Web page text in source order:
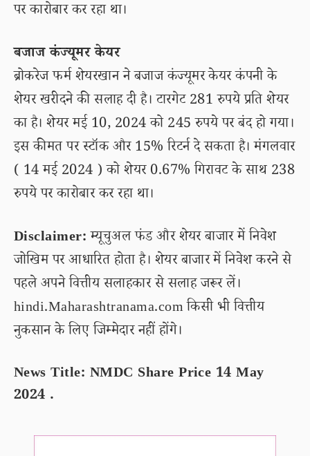
पर कारोबार कर रहा था।
बजाज कंज्यूमर केयर
ब्रोकरेज फर्म शेयरखान ने बजाज कंज्यूमर केयर कंपनी के
शेयर खरीदने की सलाह दी है। टारगेट 281 रुपये प्रति शेयर
का है। शेयर मई 10, 2024 को 245 रुपये पर बंद हो गया।
इस कीमत पर स्टॉक और 15% रिटर्न दे सकता है। मंगलवार
( 14 मई 2024 ) को शेयर 0.67% गिरावट के साथ 238
रुपये पर कारोबार कर रहा था।
Disclaimer:म्यूचुअल फंड और शेयर बाजार में निवेश
जोखिम पर आधारित होता है। शेयर बाजार में निवेश करने से
पहले अपने वित्तीय सलाहकार से सलाह जरूर लें।
hindi.Maharashtranama.com किसी भी वित्तीय
नुकसान के लिए जिम्मेदार नहीं होंगे।
News Title: NMDC Share Price 14 May
2024 .